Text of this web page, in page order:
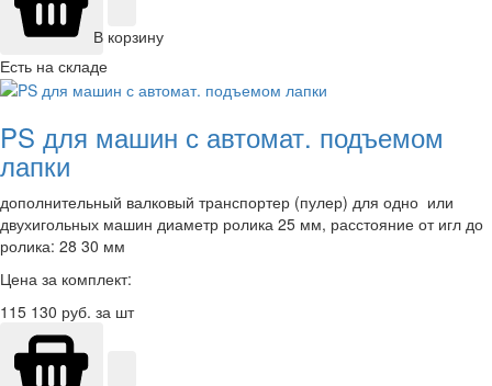
В корзину
Есть на складе
PS для машин с автомат. подъемом
лапки
дополнительный валковый транспортер (пулер) для одно или
двухигольных машин диаметр ролика 25 мм, расстояние от игл до
ролика: 28 30 мм
Цена за комплект:
115 130 руб. за шт